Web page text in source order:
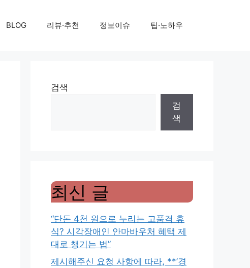
BLOG 리뷰·추천 정보이슈 팁·노하우
검색
검
색
최신 글
“단돈 4천 원으로 누리는 고품격 휴
식? 시각장애인 안마바우처 혜택 제
대로 챙기는 법”
제시해주신 요청 사항에 따라, **’경